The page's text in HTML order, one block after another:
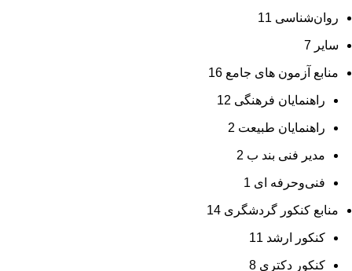
روان‌شناسی 11
سایر 7
منابع آزمون های جامع 16
راهنمایان فرهنگی 12
راهنمایان طبیعت 2
مدیر فنی بند ب 2
فنی‌وحرفه‌ ای 1
منابع کنکور گردشگری 14
کنکور ارشد 11
کنکور دکتری 8